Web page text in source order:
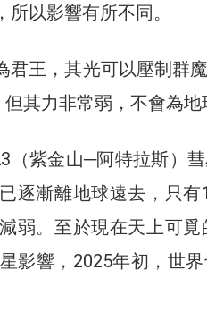
以影響有所不同。
君王，其光可以壓制群
其力非常弱，不會為地
（紫金山─阿特拉斯）
逐漸離地球遠去，只
弱。至於現在天上可
影響，2025年初，世